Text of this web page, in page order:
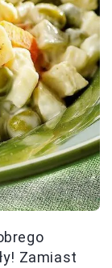
Zamiast